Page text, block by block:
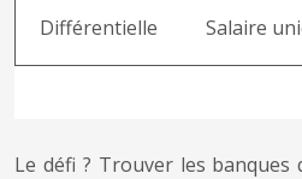
Différentielle Salaire
Le défi ? Trouver les